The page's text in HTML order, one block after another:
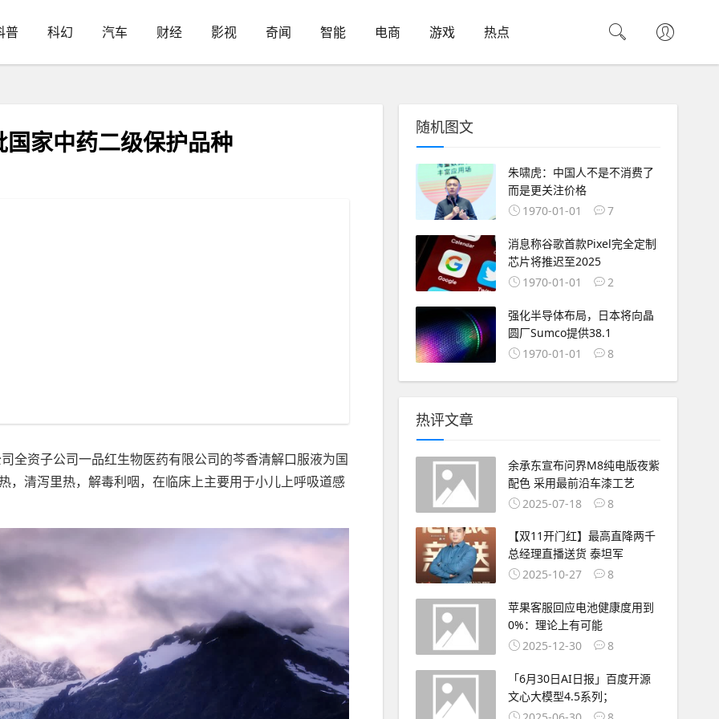
普 科幻 汽车 财经 影视 奇闻 智能 电商 游戏 热点
家中药二级保护品种
全资子公司一品红生物医药有限公司的芩香清解口服液为国
，清泻里热，解毒利咽，在临床上主要用于小儿上呼吸道感
随机图文
朱啸虎：中国人不是不消费了
而是更关注价格
1970-01-01
7
消息称谷歌首款Pixel完全定制
芯片将推迟至2025
1970-01-01
2
强化半导体布局，日本将向晶
圆厂Sumco提供38.1
1970-01-01
8
热评文章
余承东宣布问界M8纯电版夜紫
配色 采用最前沿车漆工艺
2025-07-18
8
【双11开门红】最高直降两千
总经理直播送货 泰坦军
2025-10-27
8
苹果客服回应电池健康度用到
0%：理论上有可能
2025-12-30
8
「6月30日AI日报」百度开源
文心大模型4.5系列；